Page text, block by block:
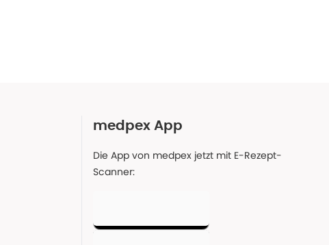
medpex App
Die App von medpex jetzt mit E-Rezept-
Scanner: